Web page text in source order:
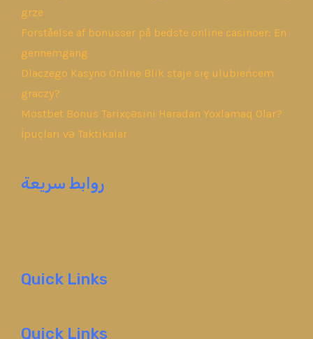
grze
Forståelse af bonusser på bedste online casinoer: En
gennemgang
Dlaczego Kasyno Online Blik staje się ulubieńcem
graczy?
Mostbet Bonus Tarixçəsini Haradan Yoxlamaq Olar?
İpuçları və Taktikalar
روابط سريعة
Quick Links
Quick Links